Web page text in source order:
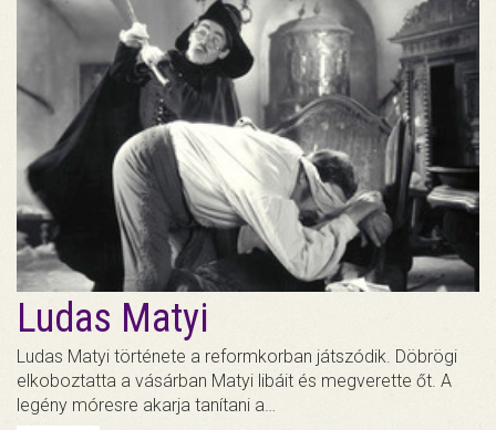
Ludas Matyi
Ludas Matyi története a reformkorban játszódik. Döbrögi
elkoboztatta a vásárban Matyi libáit és megverette őt. A
legény móresre akarja tanítani a…